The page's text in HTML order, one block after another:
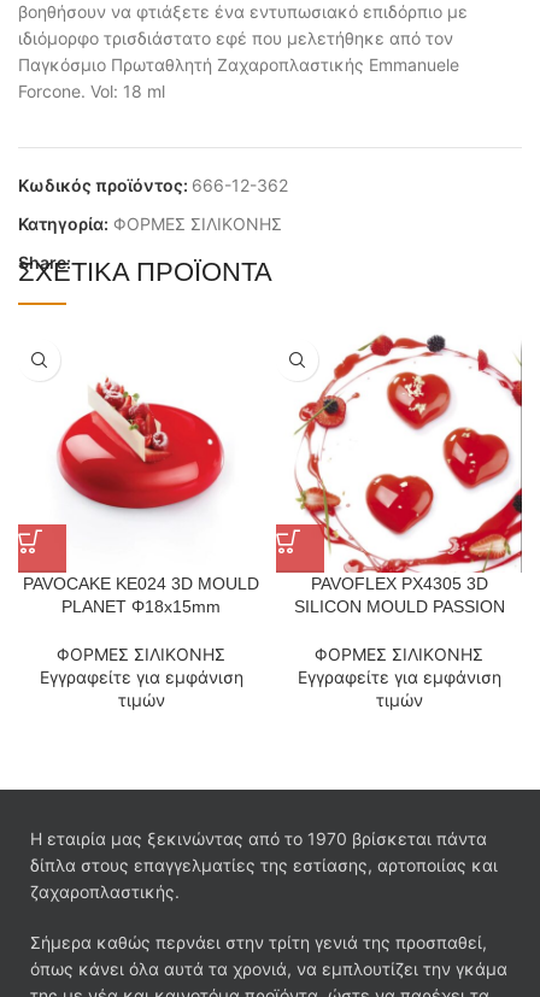
βοηθήσουν να φτιάξετε ένα εντυπωσιακό επιδόρπιο με
ιδιόμορφο τρισδιάστατο εφέ που μελετήθηκε από τον
Παγκόσμιο Πρωταθλητή Ζαχαροπλαστικής Emmanuele
Forcone. Vol: 18 ml
Κωδικός προϊόντος: 666-12-362
Κατηγορία: ΦΟΡΜΕΣ ΣΙΛΙΚΟΝΗΣ
Share:
ΣΧΕΤΙΚΆ ΠΡΟΪΌΝΤΑ
PAVOCAKE KE024 3D MOULD
PLANET Φ18x15mm
ΦΟΡΜΕΣ ΣΙΛΙΚΟΝΗΣ
Εγγραφείτε για εμφάνιση
τιμών
PAVOFLEX PX4305 3D
SILICON MOULD PASSION
ΦΟΡΜΕΣ ΣΙΛΙΚΟΝΗΣ
Εγγραφείτε για εμφάνιση
τιμών
Η εταιρία μας ξεκινώντας από το 1970 βρίσκεται πάντα
δίπλα στους επαγγελματίες της εστίασης, αρτοποιίας και
ζαχαροπλαστικής.
Σήμερα καθώς περνάει στην τρίτη γενιά της προσπαθεί,
όπως κάνει όλα αυτά τα χρονιά, να εμπλουτίζει την γκάμα